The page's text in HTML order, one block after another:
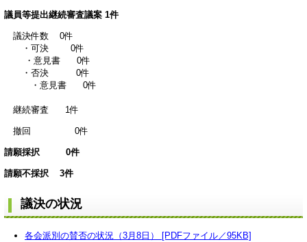
議員等提出継続審査議案 1件
議決件数 0件
・可決 0件
・意見書 0件
・否決 0件
・意見書 0件
継続審査 1件
撤回 0件
請願採択 0件
請願不採択 3件
議決の状況
各会派別の賛否の状況（3月8日） [PDFファイル／95KB]